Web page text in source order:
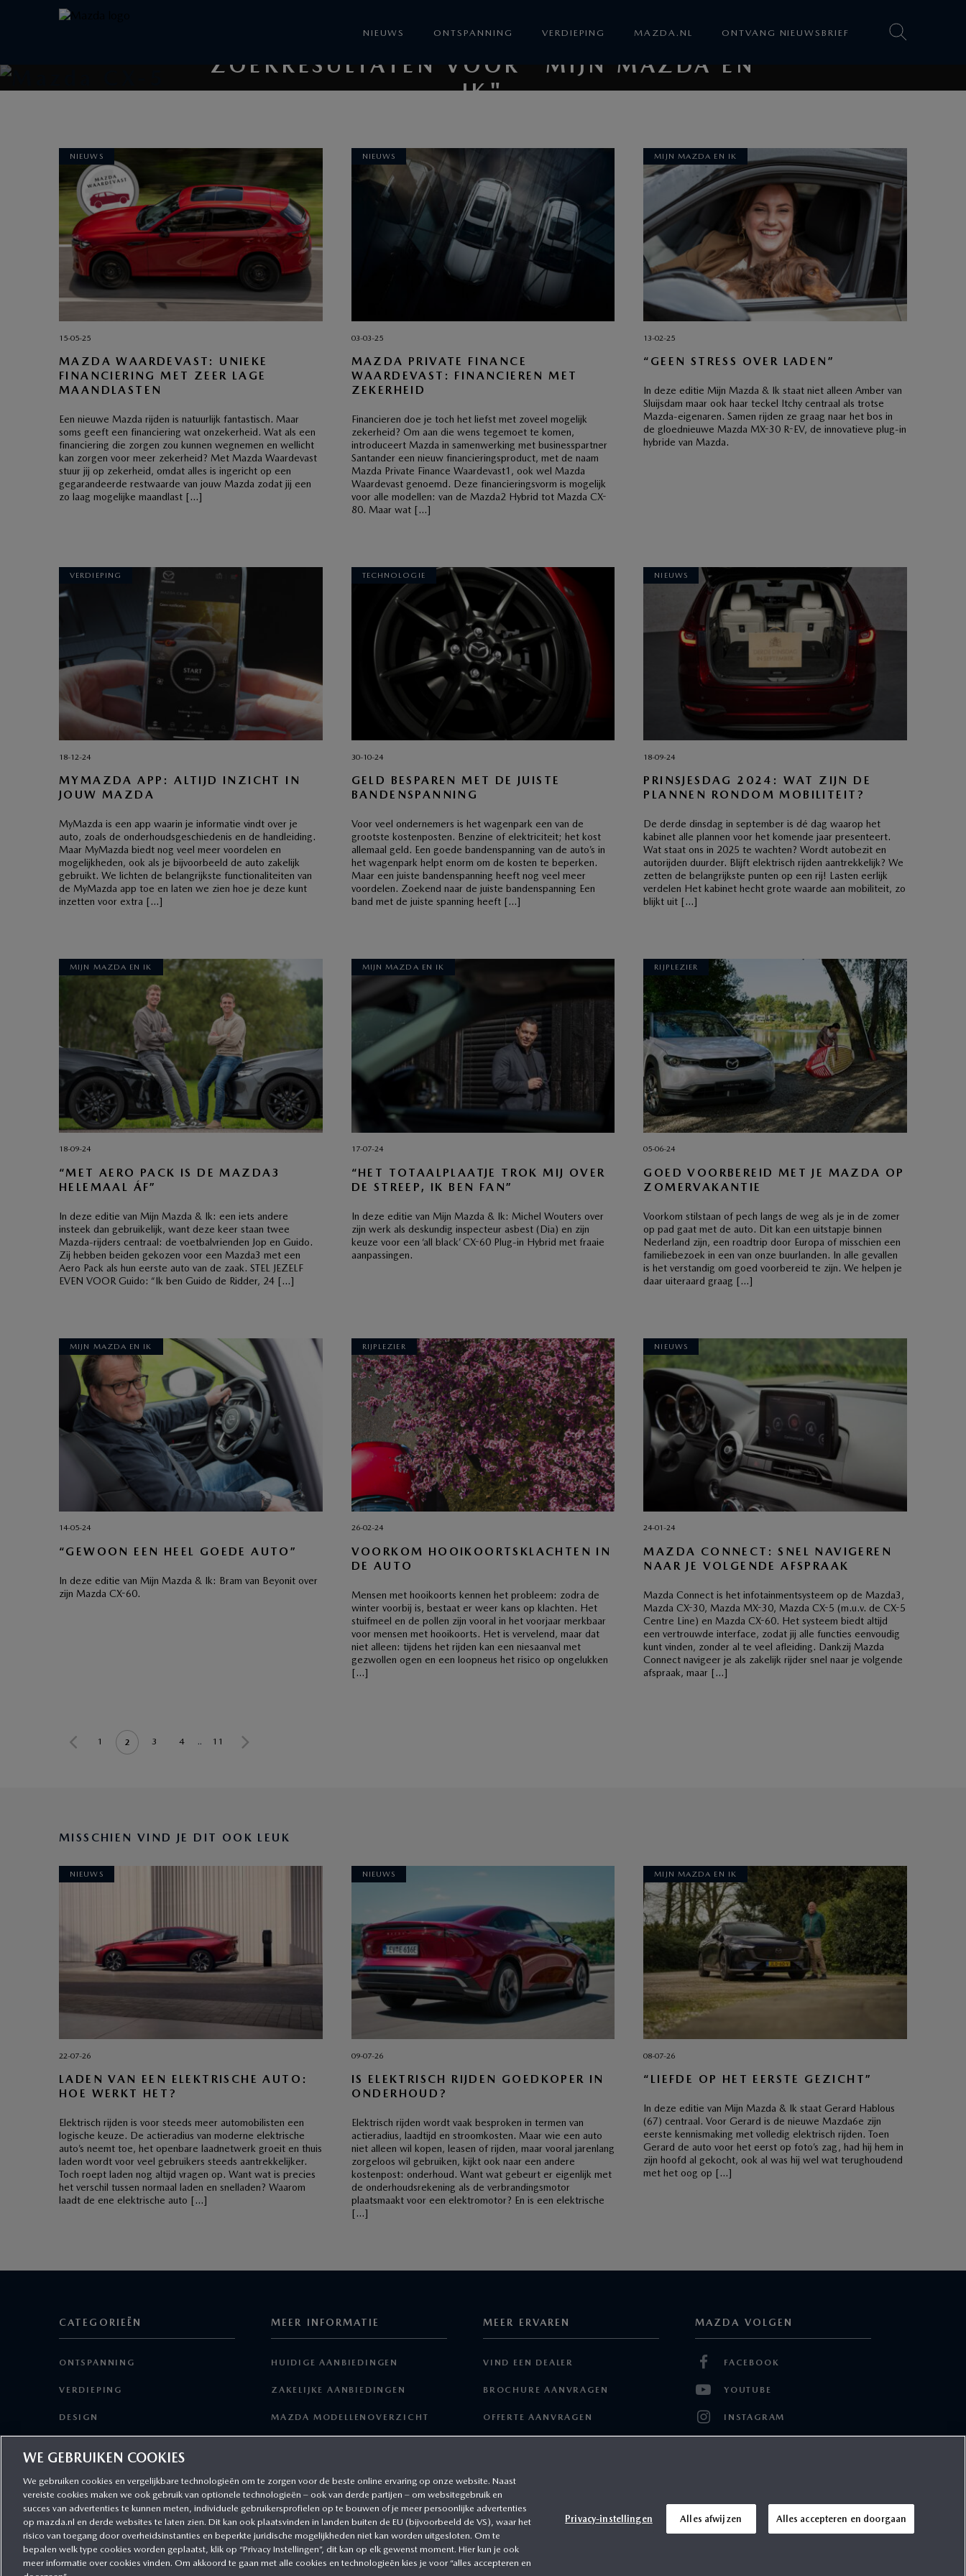
NIEUWS ONTSPANNING VERDIEPING MAZDA.NL ONTVANG NIEUWSBRIEF
ZOEKRESULTATEN VOOR "MIJN MAZDA EN
IK"
NIEUWS
15-05-25
MAZDA WAARDEVAST: UNIEKE
FINANCIERING MET ZEER LAGE
MAANDLASTEN
Een nieuwe Mazda rijden is natuurlijk fantastisch. Maar
soms geeft een financiering wat onzekerheid. Wat als een
financiering die zorgen zou kunnen wegnemen en wellicht
kan zorgen voor meer zekerheid? Met Mazda Waardevast
stuur jij op zekerheid, omdat alles is ingericht op een
gegarandeerde restwaarde van jouw Mazda zodat jij een
zo laag mogelijke maandlast […]
NIEUWS
03-03-25
MAZDA PRIVATE FINANCE
WAARDEVAST: FINANCIEREN MET
ZEKERHEID
Financieren doe je toch het liefst met zoveel mogelijk
zekerheid? Om aan die wens tegemoet te komen,
introduceert Mazda in samenwerking met businesspartner
Santander een nieuw financieringsproduct, met de naam
Mazda Private Finance Waardevast1, ook wel Mazda
Waardevast genoemd. Deze financieringsvorm is mogelijk
voor alle modellen: van de Mazda2 Hybrid tot Mazda CX-
80. Maar wat […]
MIJN MAZDA EN IK
13-02-25
“GEEN STRESS OVER LADEN”
In deze editie Mijn Mazda & Ik staat niet alleen Amber van
Sluijsdam maar ook haar teckel Itchy centraal als trotse
Mazda-eigenaren. Samen rijden ze graag naar het bos in
de gloednieuwe Mazda MX-30 R-EV, de innovatieve plug-in
hybride van Mazda.
VERDIEPING
18-12-24
MYMAZDA APP: ALTIJD INZICHT IN
JOUW MAZDA
MyMazda is een app waarin je informatie vindt over je
auto, zoals de onderhoudsgeschiedenis en de handleiding.
Maar MyMazda biedt nog veel meer voordelen en
mogelijkheden, ook als je bijvoorbeeld de auto zakelijk
gebruikt. We lichten de belangrijkste functionaliteiten van
de MyMazda app toe en laten we zien hoe je deze kunt
inzetten voor extra […]
TECHNOLOGIE
30-10-24
GELD BESPAREN MET DE JUISTE
BANDENSPANNING
Voor veel ondernemers is het wagenpark een van de
grootste kostenposten. Benzine of elektriciteit; het kost
allemaal geld. Een goede bandenspanning van de auto’s in
het wagenpark helpt enorm om de kosten te beperken.
Maar een juiste bandenspanning heeft nog veel meer
voordelen. Zoekend naar de juiste bandenspanning Een
band met de juiste spanning heeft […]
NIEUWS
18-09-24
PRINSJESDAG 2024: WAT ZIJN DE
PLANNEN RONDOM MOBILITEIT?
De derde dinsdag in september is dé dag waarop het
kabinet alle plannen voor het komende jaar presenteert.
Wat staat ons in 2025 te wachten? Wordt autobezit en
autorijden duurder. Blijft elektrisch rijden aantrekkelijk? We
zetten de belangrijkste punten op een rij! Lasten eerlijk
verdelen Het kabinet hecht grote waarde aan mobiliteit, zo
blijkt uit […]
MIJN MAZDA EN IK
18-09-24
“MET AERO PACK IS DE MAZDA3
HELEMAAL ÁF”
In deze editie van Mijn Mazda & Ik: een iets andere
insteek dan gebruikelijk, want deze keer staan twee
Mazda-rijders centraal: de voetbalvrienden Jop en Guido.
Zij hebben beiden gekozen voor een Mazda3 met een
Aero Pack als hun eerste auto van de zaak. STEL JEZELF
EVEN VOOR Guido: “Ik ben Guido de Ridder, 24 […]
MIJN MAZDA EN IK
17-07-24
“HET TOTAALPLAATJE TROK MIJ OVER
DE STREEP, IK BEN FAN”
In deze editie van Mijn Mazda & Ik: Michel Wouters over
zijn werk als deskundig inspecteur asbest (Dia) en zijn
keuze voor een ‘all black’ CX-60 Plug-in Hybrid met fraaie
aanpassingen.
RIJPLEZIER
05-06-24
GOED VOORBEREID MET JE MAZDA OP
ZOMERVAKANTIE
Voorkom stilstaan of pech langs de weg als je in de zomer
op pad gaat met de auto. Dit kan een uitstapje binnen
Nederland zijn, een roadtrip door Europa of misschien een
familiebezoek in een van onze buurlanden. In alle gevallen
is het verstandig om goed voorbereid te zijn. We helpen je
daar uiteraard graag […]
MIJN MAZDA EN IK
14-05-24
“GEWOON EEN HEEL GOEDE AUTO”
In deze editie van Mijn Mazda & Ik: Bram van Beyonit over
zijn Mazda CX-60.
RIJPLEZIER
26-02-24
VOORKOM HOOIKOORTSKLACHTEN IN
DE AUTO
Mensen met hooikoorts kennen het probleem: zodra de
winter voorbij is, bestaat er weer kans op klachten. Het
stuifmeel en de pollen zijn vooral in het voorjaar merkbaar
voor mensen met hooikoorts. Het is vervelend, maar dat
niet alleen: tijdens het rijden kan een niesaanval met
gezwollen ogen en een loopneus het risico op ongelukken
[…]
NIEUWS
24-01-24
MAZDA CONNECT: SNEL NAVIGEREN
NAAR JE VOLGENDE AFSPRAAK
Mazda Connect is het infotainmentsysteem op de Mazda3,
Mazda CX-30, Mazda MX-30, Mazda CX-5 (m.u.v. de CX-5
Centre Line) en Mazda CX-60. Het systeem biedt altijd
een vertrouwde interface, zodat jij alle functies eenvoudig
kunt vinden, zonder al te veel afleiding. Dankzij Mazda
Connect navigeer je als zakelijk rijder snel naar je volgende
afspraak, maar […]
1 2 3 4 .. 11
MISSCHIEN VIND JE DIT OOK LEUK
NIEUWS
22-07-26
LADEN VAN EEN ELEKTRISCHE AUTO:
HOE WERKT HET?
Elektrisch rijden is voor steeds meer automobilisten een
logische keuze. De actieradius van moderne elektrische
auto’s neemt toe, het openbare laadnetwerk groeit en thuis
laden wordt voor veel gebruikers steeds aantrekkelijker.
Toch roept laden nog altijd vragen op. Want wat is precies
het verschil tussen normaal laden en snelladen? Waarom
laadt de ene elektrische auto […]
NIEUWS
09-07-26
IS ELEKTRISCH RIJDEN GOEDKOPER IN
ONDERHOUD?
Elektrisch rijden wordt vaak besproken in termen van
actieradius, laadtijd en stroomkosten. Maar wie een auto
niet alleen wil kopen, leasen of rijden, maar vooral jarenlang
zorgeloos wil gebruiken, kijkt ook naar een andere
kostenpost: onderhoud. Want wat gebeurt er eigenlijk met
de onderhoudsrekening als de verbrandingsmotor
plaatsmaakt voor een elektromotor? En is een elektrische
[…]
MIJN MAZDA EN IK
08-07-26
“LIEFDE OP HET EERSTE GEZICHT”
In deze editie van Mijn Mazda & Ik staat Gerard Hablous
(67) centraal. Voor Gerard is de nieuwe Mazda6e zijn
eerste kennismaking met volledig elektrisch rijden. Toen
Gerard de auto voor het eerst op foto’s zag, had hij hem in
zijn hoofd al gekocht, ook al was hij wel wat terughoudend
met het oog op […]
CATEGORIEËN
ONTSPANNING
VERDIEPING
DESIGN
FINANCIEEL
MEER INFORMATIE
HUIDIGE AANBIEDINGEN
ZAKELIJKE AANBIEDINGEN
MAZDA MODELLENOVERZICHT
MEER ERVAREN
VIND EEN DEALER
BROCHURE AANVRAGEN
OFFERTE AANVRAGEN
MAZDA VOLGEN
FACEBOOK
YOUTUBE
INSTAGRAM
WE GEBRUIKEN COOKIES
We gebruiken cookies en vergelijkbare technologieën om te zorgen voor de beste online ervaring op onze website. Naast
vereiste cookies maken we ook gebruik van optionele technologieën – ook van derde partijen – om websitegebruik en
succes van advertenties te kunnen meten, individuele gebruikersprofielen op te bouwen of je meer persoonlijke advertenties
op mazda.nl en derde websites te laten zien. Dit kan ook plaatsvinden in landen buiten de EU (bijvoorbeeld de VS), waar het
risico van toegang door overheidsinstanties en beperkte juridische mogelijkheden niet kan worden uitgesloten. Om te
bepalen welk type cookies worden geplaatst, klik op “Privacy Instellingen”, dit kan op elk gewenst moment. Hier kun je ook
meer informatie over cookies vinden. Om akkoord te gaan met alle cookies en technologieën kies je voor “alles accepteren en
Privacy-instellingen Alles afwijzen Alles accepteren en doorgaan